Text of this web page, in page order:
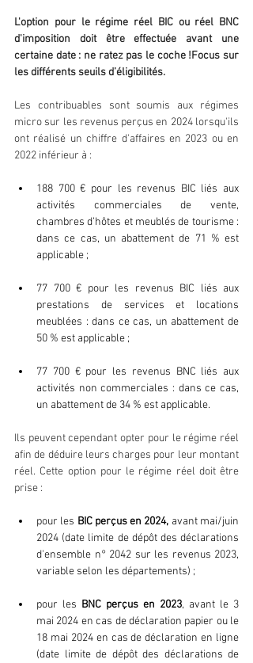
L'option pour le régime réel BIC ou réel BNC
d'imposition doit être effectuée avant une
certaine date : ne ratez pas le coche !Focus sur
les différents seuils d’éligibilités.
Les contribuables sont soumis aux régimes
micro sur les revenus perçus en 2024 lorsqu'ils
ont réalisé un chiffre d'affaires en 2023 ou en
2022 inférieur à :
188 700 € pour les revenus BIC liés aux
activités commerciales de vente,
chambres d’hôtes et meublés de tourisme :
dans ce cas, un abattement de 71 % est
applicable ;
77 700 € pour les revenus BIC liés aux
prestations de services et locations
meublées : dans ce cas, un abattement de
50 % est applicable ;
77 700 € pour les revenus BNC liés aux
activités non commerciales : dans ce cas,
un abattement de 34 % est applicable.
Ils peuvent cependant opter pour le régime réel
afin de déduire leurs charges pour leur montant
réel. Cette option pour le régime réel doit être
prise :
pour les BIC perçus en 2024, avant mai/juin
2024 (date limite de dépôt des déclarations
d'ensemble n° 2042 sur les revenus 2023,
variable selon les départements) ;
pour les BNC perçus en 2023, avant le 3
mai 2024 en cas de déclaration papier ou le
18 mai 2024 en cas de déclaration en ligne
(date limite de dépôt des déclarations de